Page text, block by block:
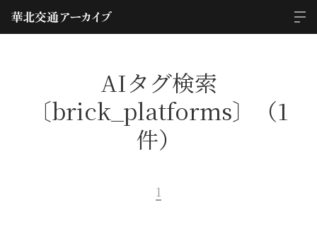
AIタグ検索
〔brick_platforms〕（1
件）
1